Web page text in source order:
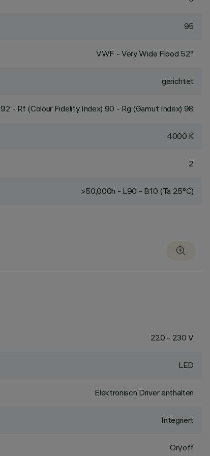
95
VWF - Very Wide Flood 52°
gerichtet
92 - Rf (Colour Fidelity Index) 90 - Rg (Gamut Index) 98
4000 K
2
>50,000h - L90 - B10 (Ta 25°C)
220 - 230 V
LED
Elektronisch Driver enthalten
Integriert
On/off